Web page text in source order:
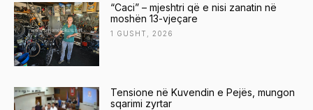
“Caci” – mjeshtri që e nisi zanatin në
moshën 13-vjeçare
1 GUSHT, 2026
Tensione në Kuvendin e Pejës, mungon
sqarimi zyrtar